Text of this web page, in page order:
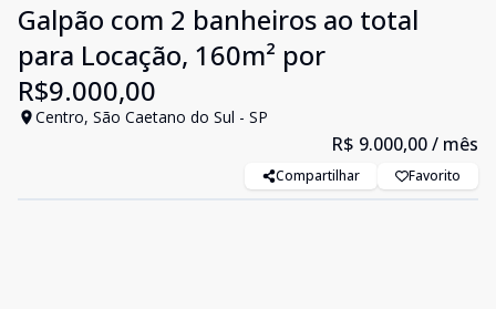
Galpão com 2 banheiros ao total
para Locação, 160m² por
R$9.000,00
Centro, São Caetano do Sul - SP
R$ 9.000,00/ mês
Compartilhar Favorito